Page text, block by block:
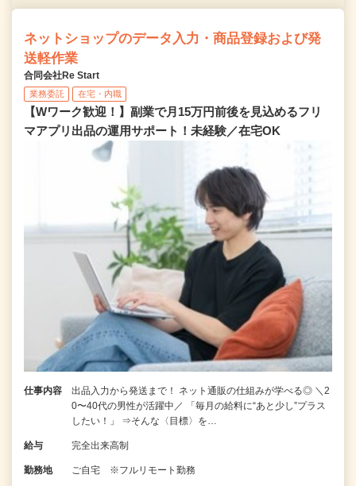
ネットショップのデータ入力・商品登録および発
送軽作業
合同会社Re Start
業務委託 在宅・内職
【Wワーク歓迎！】副業で月15万円前後を見込めるフリ
マアプリ出品の運用サポート！未経験／在宅OK
仕事内容
出品入力から発送まで！ ネット通販の仕組みが学べる◎ ＼2
0〜40代の男性が活躍中／ 「毎月の給料に“あと少し”プラス
したい！」 ⇒そんな〈目標〉を…
給与 完全出来高制
勤務地 ご自宅 ※フルリモート勤務